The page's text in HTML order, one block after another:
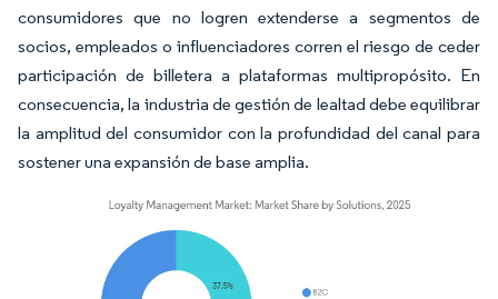
consumidores que no logren extenderse a segmentos de
socios, empleados o influenciadores corren el riesgo de ceder
participación de billetera a plataformas multipropósito. En
consecuencia, la industria de gestión de lealtad debe equilibrar
la amplitud del consumidor con la profundidad del canal para
sostener una expansión de base amplia.